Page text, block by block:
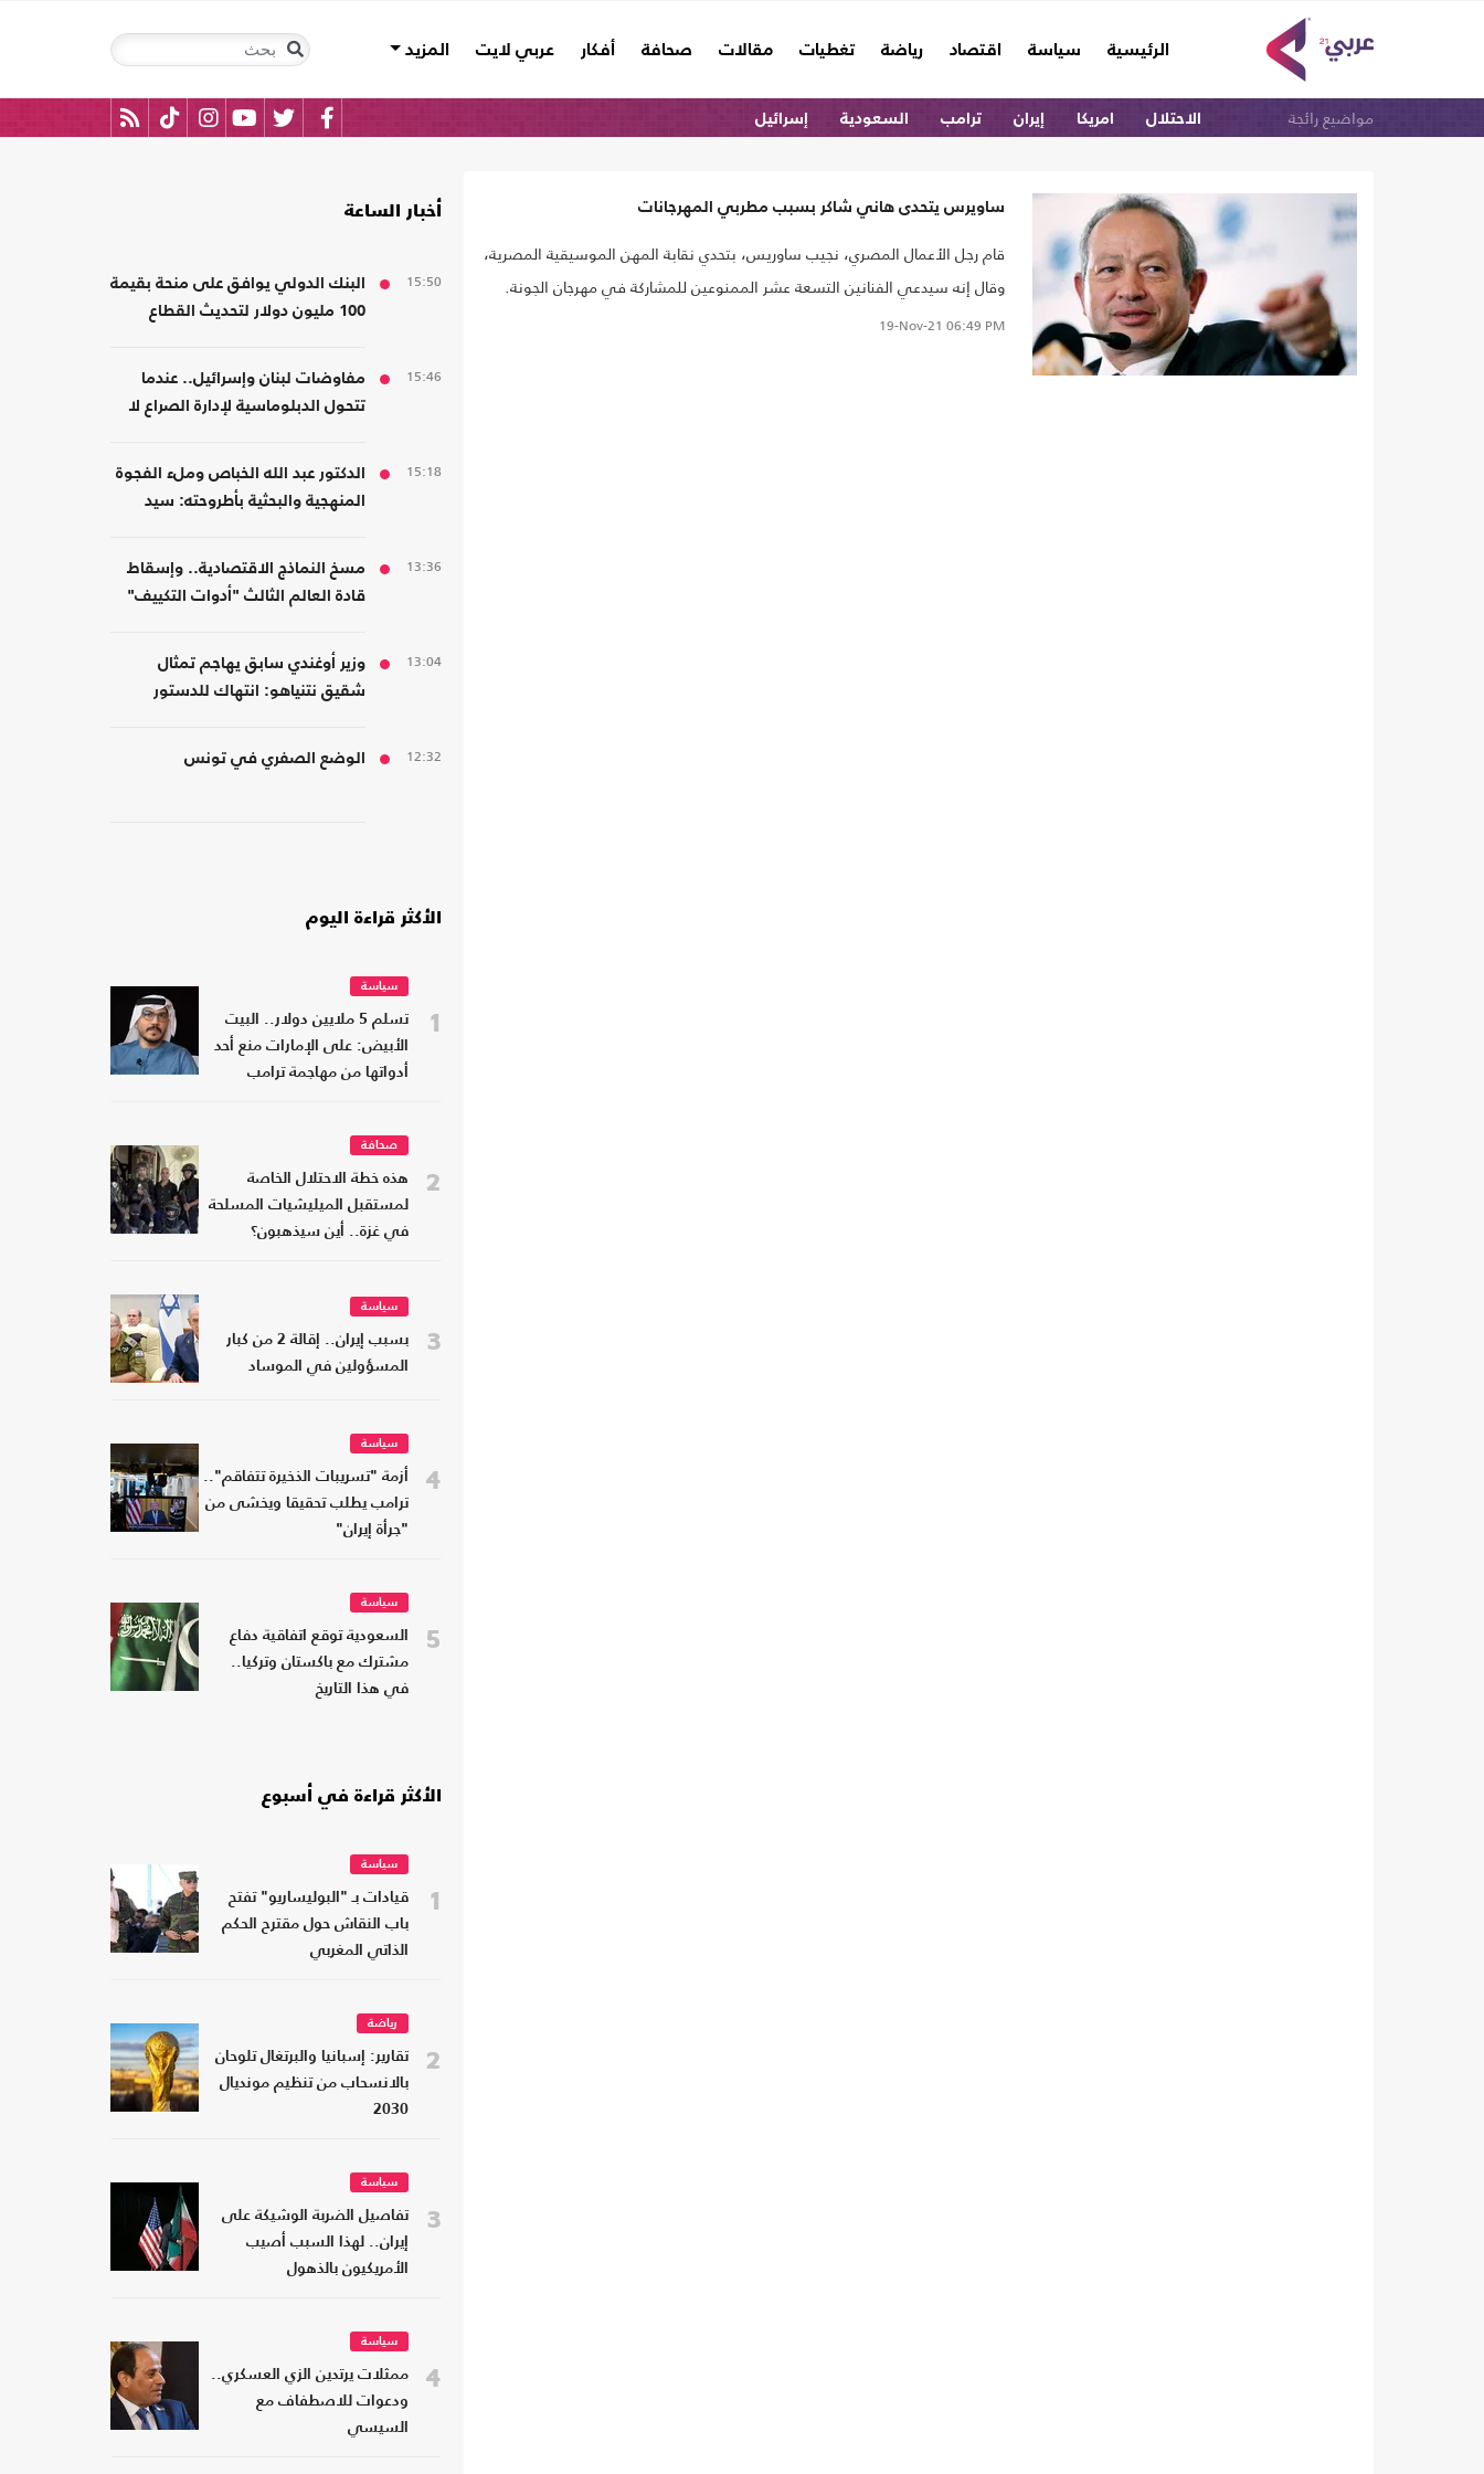
الرئيسية
(current) سياسة اقتصاد رياضة تغطيات مقالات صحافة أفكار عربي لايت المزيد
مواضيع رائجة الاحتلال امريكا إيران ترامب السعودية إسرائيل
ساويرس يتحدى هاني شاكر بسبب مطربي المهرجانات
قام رجل الأعمال المصري، نجيب ساوريس، بتحدي نقابة المهن الموسيقية المصرية،
وقال إنه سيدعي الفنانين التسعة عشر الممنوعين للمشاركة في مهرجان الجونة.
19-Nov-21 06:49 PM
أخبار الساعة
15:50
البنك الدولي يوافق على منحة بقيمة
100 مليون دولار لتحديث القطاع
15:46
مفاوضات لبنان وإسرائيل.. عندما
تتحول الدبلوماسية لإدارة الصراع لا
15:18
الدكتور عبد الله الخباص وملء الفجوة
المنهجية والبحثية بأطروحته: سيد
13:36
مسخ النماذج الاقتصادية.. وإسقاط
قادة العالم الثالث "أدوات التكييف"
13:04
وزير أوغندي سابق يهاجم تمثال
شقيق نتنياهو: انتهاك للدستور
12:32 الوضع الصفري في تونس
الأكثر قراءة اليوم
1
سياسة
تسلم 5 ملايين دولار.. البيت
الأبيض: على الإمارات منع أحد
أدواتها من مهاجمة ترامب
2
صحافة
هذه خطة الاحتلال الخاصة
لمستقبل الميليشيات المسلحة
في غزة.. أين سيذهبون؟
3
سياسة
بسبب إيران.. إقالة 2 من كبار
المسؤولين في الموساد
4
سياسة
أزمة "تسريبات الذخيرة تتفاقم"..
ترامب يطلب تحقيقا ويخشى من
"جرأة إيران"
5
سياسة
السعودية توقع اتفاقية دفاع
مشترك مع باكستان وتركيا..
في هذا التاريخ
الأكثر قراءة في أسبوع
1
سياسة
قيادات بـ "البوليساريو" تفتح
باب النقاش حول مقترح الحكم
الذاتي المغربي
2
رياضة
تقارير: إسبانيا والبرتغال تلوحان
بالانسحاب من تنظيم مونديال
2030
3
سياسة
تفاصيل الضربة الوشيكة على
إيران.. لهذا السبب أصيب
الأمريكيون بالذهول
4
سياسة
ممثلات يرتدين الزي العسكري..
ودعوات للاصطفاف مع
السيسي